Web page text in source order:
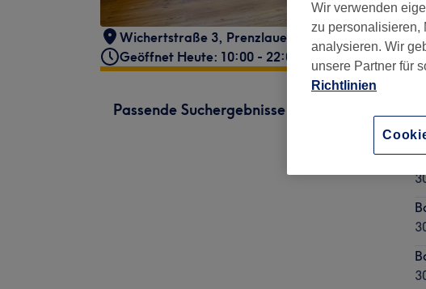
Wichertstraße 3, Prenzlauer Berg , Berlin, 10439
Geöffnet Heute: 10:00 - 22:00
Passende Suchergebnisse
Wir verwenden
zu personalisieren,
analysieren. Wir
unsere Partner für
Richtlinien